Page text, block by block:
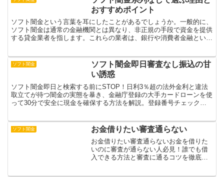
おすすめポイント
ソフト闇金という言葉を耳にしたことがあるでしょうか。一般的に、
ソフト闇金は通常の金融機関とは異なり、非正規の手段で資金を提供
する貸金業者を指します。これらの業者は、銀行や消費者金融といっ
ソフト闇金
ソフト闇金即日審査なし振込の甘
い誘惑
ソフト闇金即日と検索する前にSTOP！日利3％超の法外金利と違法
取立てが待つ闇金の実態を暴き、金融庁登録の大手カードローンを使
って30分で安全に現金を確保する方法を解説。登録番号チェック・
ソフト闇金 お金借りたい審査通らない
お金借りたい審査通らないお金を借りた
いのに審査が通らない人必見！誰でも借
入できる方法と審査に通るコツを徹底解